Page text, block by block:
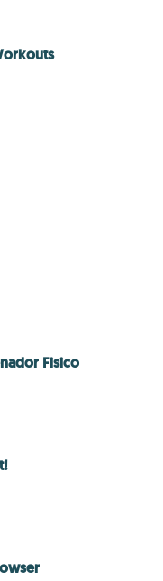
Fisico